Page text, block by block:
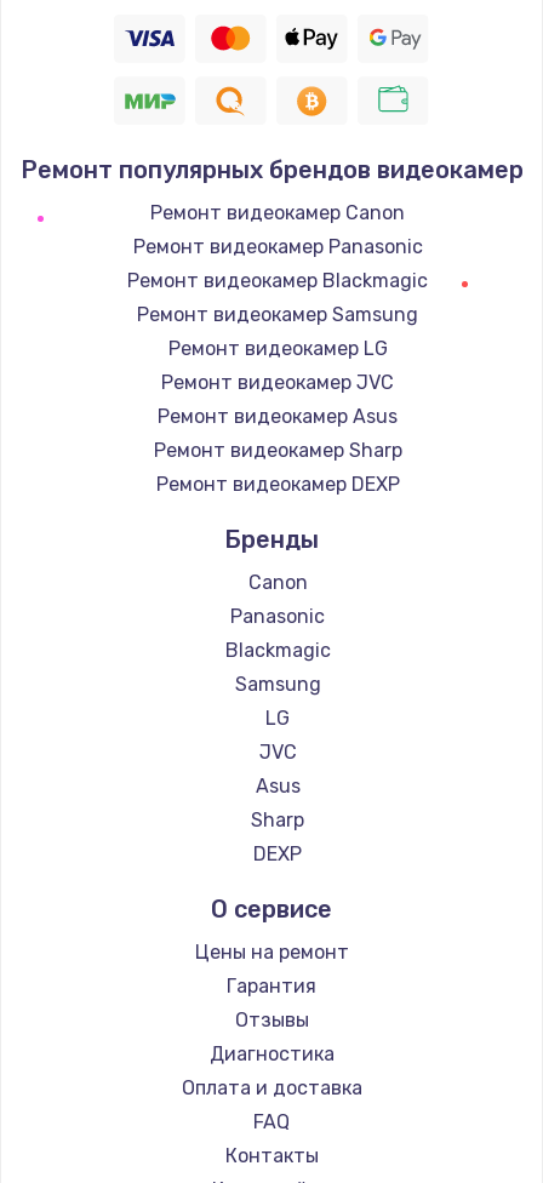
1400 руб.
Замена / ремонт электронного модуля
управления
600 руб.
Заказать
Замена конфорки
1100 руб.
Заказать
Замена платы сенсора
900 руб.
Заказать
Замена регулятора режимов конфорки
900 руб.
Заказать
Замена сенсорного датчика
1300 руб.
Заказать
Замена сигнальной лампы
1200 руб.
Заказать
Замена системной платы
1500 руб.
Замена температурного датчика
Ремонт популярных брендов видеокамер
Ремонт видеокамер Canon
Ремонт видеокамер Panasonic
Ремонт видеокамер Blackmagic
Ремонт видеокамер Samsung
Ремонт видеокамер LG
Ремонт видеокамер JVC
Ремонт видеокамер Asus
Ремонт видеокамер Sharp
Ремонт видеокамер DEXP
Бренды
Canon
Panasonic
Blackmagic
Samsung
LG
JVC
Asus
Sharp
DEXP
О сервисе
Цены на ремонт
Гарантия
Отзывы
Диагностика
Оплата и доставка
FAQ
Контакты